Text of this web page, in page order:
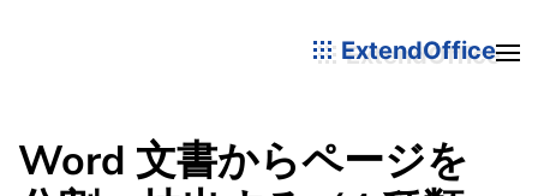
ExtendOffice
Word 文書からページを